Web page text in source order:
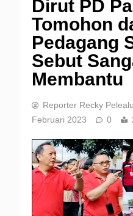
Dirut PD
Tomohon
Pedagang
Sebut
Membantu
Reporter Recky
Februari 2023
0